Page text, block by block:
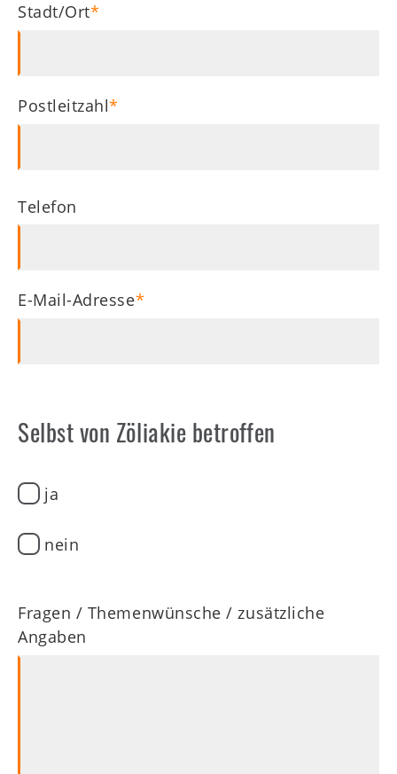
Stadt/Ort
Postleitzahl
Telefon
E-Mail-Adresse
Selbst von Zöliakie betroffen
ja
nein
Fragen / Themenwünsche / zusätzliche
Angaben